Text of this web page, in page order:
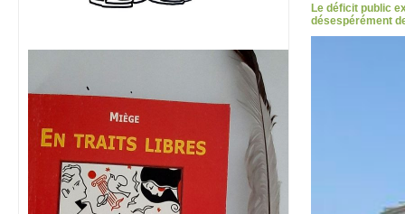
Le déficit public
désespérément